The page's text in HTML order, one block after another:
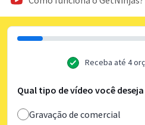
Receba até 4
Qual tipo de vídeo você
Gravação de comercial